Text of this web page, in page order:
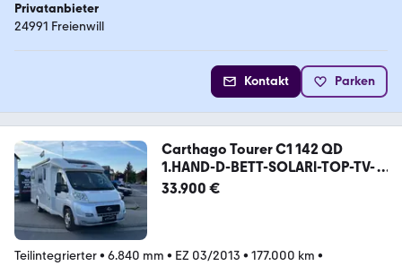
Privatanbieter
24991 Freienwill
Kontakt Parken
Carthago Tourer C1 142 QD
1.HAND-D-BETT-SOLARl-TOP-TV-
RFK
33.900 €
Teilintegrierter• 6.840 mm • EZ 03/2013 • 177.000 km •